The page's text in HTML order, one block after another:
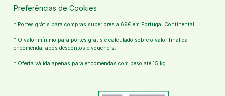
Preferências de Cookies
* Portes grátis para compras superiores a 69€ em Portugal Continental.
* O valor mínimo para portes grátis é calculado sobre o valor final da
encomenda, após descontos e vouchers.
* Oferta válida apenas para encomendas com peso até 15 kg.